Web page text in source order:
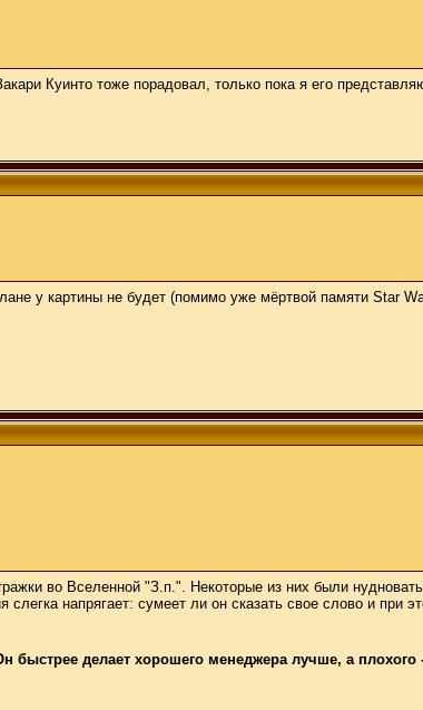
Куинто тоже порадовал, только пока я его
у картины не будет (помимо уже мёртвой памяти Star
во Вселенной "З.п.". Некоторые из них были
напрягает: сумеет ли он сказать свое слово и при
быстрее делает хорошего менеджера лучше, а плохого